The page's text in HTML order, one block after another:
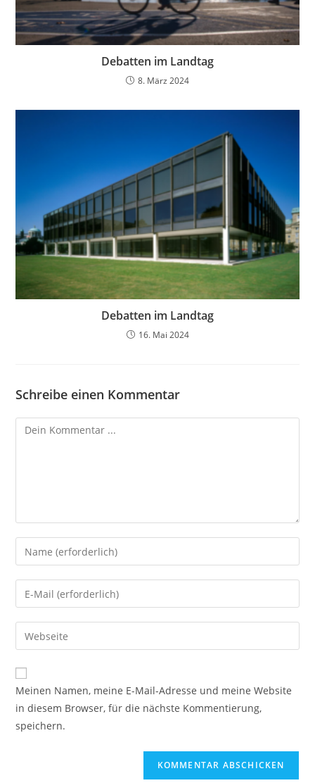
Debatten im Landtag
8. März 2024
Debatten im Landtag
16. Mai 2024
Schreibe einen Kommentar
Kommentieren
Gib
deinen
Namen
oder
zum
Kommentieren
ein
Gib
deine
E-
Mail-
zum
Kommentieren
ein
Gib
deine
Website-
URL
Meinen Namen, meine E-Mail-Adresse und meine Website
in diesem Browser, für die nächste Kommentierung,
speichern.